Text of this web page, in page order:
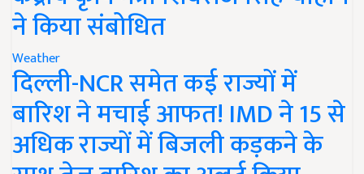
ने किया संबोधित
Weather
दिल्ली-NCR समेत कई राज्यों में
बारिश ने मचाई आफत! IMD ने 15 से
अधिक राज्यों में बिजली कड़कने के